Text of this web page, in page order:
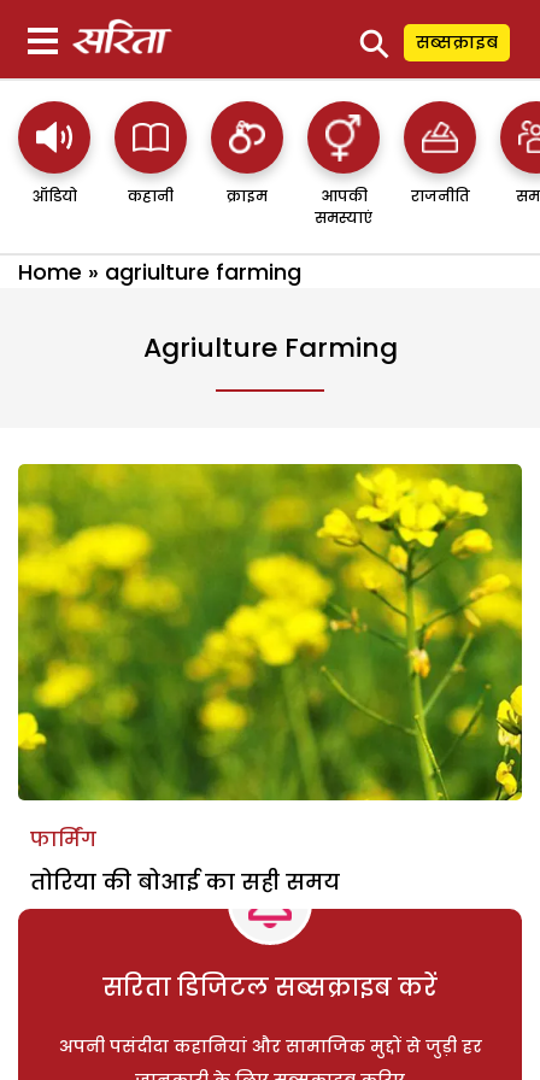
⚲ सब्सक्राइब
ऑडियो कहानी क्राइम
आपकी
समस्याएं
राजनीति
Home » agriulture farming
Agriulture Farming
फार्मिंग
तोरिया की बोआई का सही समय
सरिता डिजिटल सब्सक्राइब करें
अपनी पसंदीदा कहानियां और सामाजिक मुद्दों से जुड़ी हर